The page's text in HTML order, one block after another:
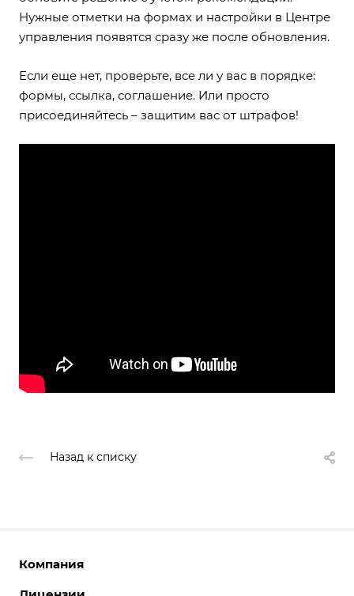
Нужные отметки на формах и настройки в Центре
управления появятся сразу же после обновления.
Если еще нет, проверьте, все ли у вас в порядке:
формы, ссылка, соглашение. Или просто
присоединяйтесь – защитим вас от штрафов!
Назад к списку
Компания